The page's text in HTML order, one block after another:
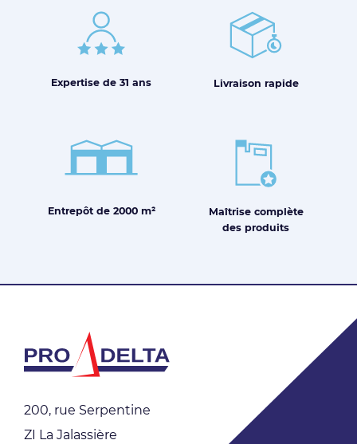
Expertise de 31 ans Livraison rapide
Entrepôt de 2000 m² Maîtrisecomplète
des produits
200, rue Serpentine
ZI La Jalassière